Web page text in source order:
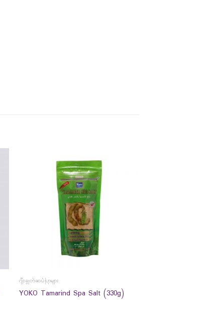
ဂျီးချွတ်ဆပ်ပြာများ
YOKO Tamarind Spa Salt (330g)